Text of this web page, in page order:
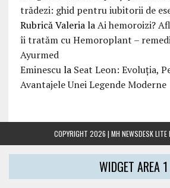
trădezi: ghid pentru iubitorii de
Rubrică ValerialaAi hemoroizi?
îi tratăm cu Hemoroplant –
Ayurmed
Eminescula Seat Leon: Evoluția,
Avantajele Unei Legende Moderne
COPYRIGHT 2026 | MH NEWSDESK
WIDGET AREA 1